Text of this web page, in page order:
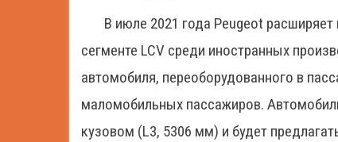
В июле 2021 года Peugeot
сегменте LCV среди иностранных
автомобиля, переоборудованного в
маломобильных пассажиров.
кузовом (L3, 5306 мм) и будет